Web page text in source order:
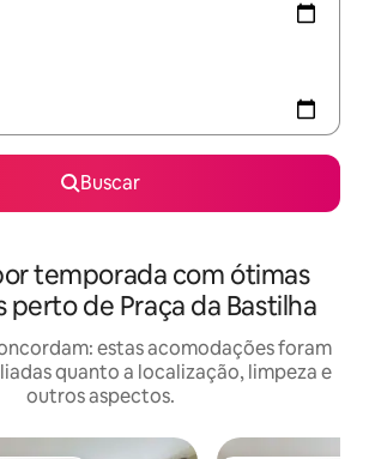
Buscar
temporada com ótimas
perto de Praça da Bastilha
estas acomodações foram
quanto a localização, limpeza e
outros aspectos.